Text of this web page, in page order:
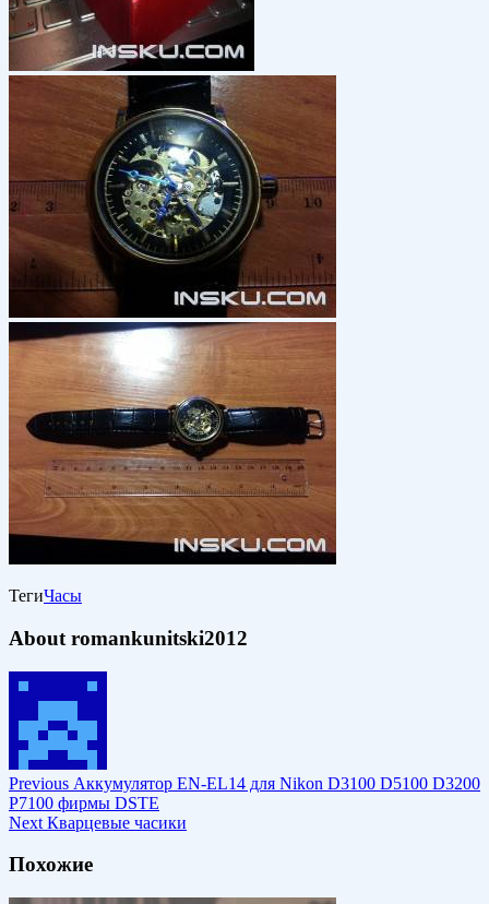
ТегиЧасы
About romankunitski2012
Previous Аккумулятор EN-EL14 для Nikon D3100 D5100 D3200
P7100 фирмы DSTE
Next Кварцевые часики
Похожие